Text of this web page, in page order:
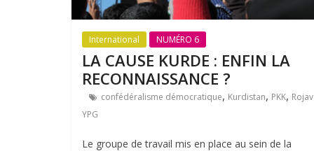
International NUMÉRO 6
LA CAUSE KURDE : ENFIN LA
RECONNAISSANCE ?
confédéralisme démocratique, Kurdistan, PKK,
YPG
Le groupe de travail mis en place au sein de la